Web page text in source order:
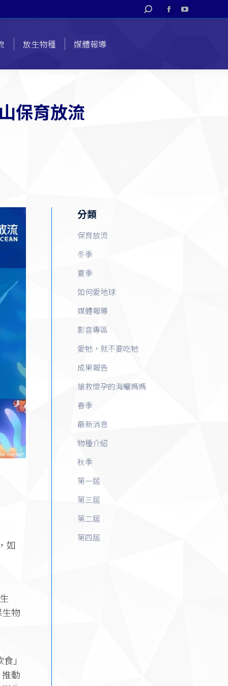
搜
索
Facebook
new
YouTube
new
放生物種 媒體報導
保育放流
如
物
」
動
分類
保育放流
冬季
夏季
如何愛地球
媒體報導
影音專區
愛牠，就不要吃牠
成果報告
搶救懷孕的海鱺媽媽
春季
最新消息
物種介紹
秋季
第一屆
第三屆
第二屆
第四屆